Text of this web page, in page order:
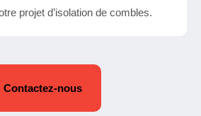
projet d’isolation de combles.
Contactez-nous